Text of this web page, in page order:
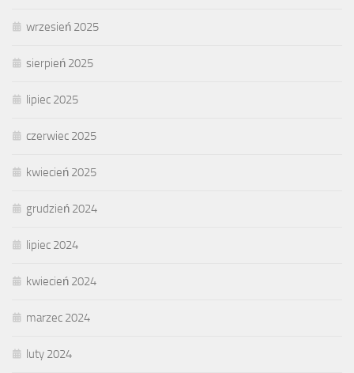
wrzesień 2025
sierpień 2025
lipiec 2025
czerwiec 2025
kwiecień 2025
grudzień 2024
lipiec 2024
kwiecień 2024
marzec 2024
luty 2024